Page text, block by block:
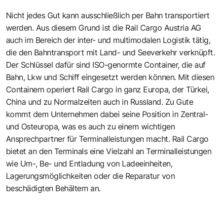
Nicht jedes Gut kann ausschließlich per Bahn transportiert
werden. Aus diesem Grund ist die Rail Cargo Austria AG
auch im Bereich der inter- und multimodalen Logistik tätig,
die den Bahntransport mit Land- und Seeverkehr verknüpft.
Der Schlüssel dafür sind ISO-genormte Container, die auf
Bahn, Lkw und Schiff eingesetzt werden können. Mit diesen
Containern operiert Rail Cargo in ganz Europa, der Türkei,
China und zu Normalzeiten auch in Russland. Zu Gute
kommt dem Unternehmen dabei seine Position in Zentral-
und Osteuropa, was es auch zu einem wichtigen
Ansprechpartner für Terminalleistungen macht. Rail Cargo
bietet an den Terminals eine Vielzahl an Terminalleistungen
wie Um-, Be- und Entladung von Ladeeinheiten,
Lagerungsmöglichkeiten oder die Reparatur von
beschädigten Behältern an.